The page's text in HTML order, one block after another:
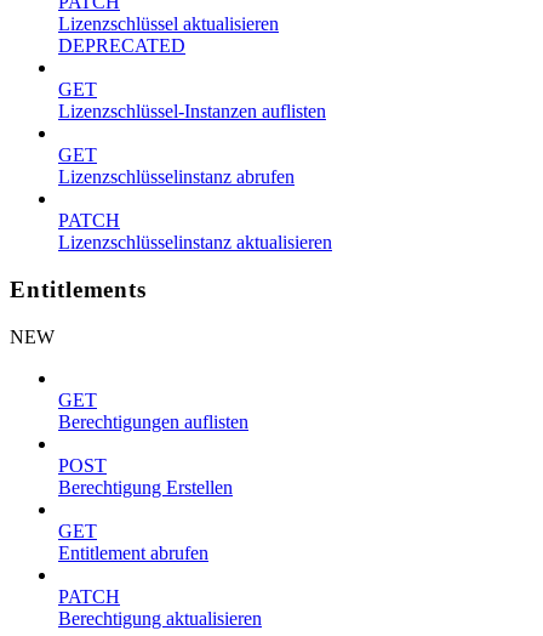
Lizenzschlüssel aktualisieren
DEPRECATED
GET
Lizenzschlüssel-Instanzen auflisten
GET
Lizenzschlüsselinstanz abrufen
PATCH
Lizenzschlüsselinstanz aktualisieren
Entitlements
NEW
GET
Berechtigungen auflisten
POST
Berechtigung Erstellen
GET
Entitlement abrufen
PATCH
Berechtigung aktualisieren